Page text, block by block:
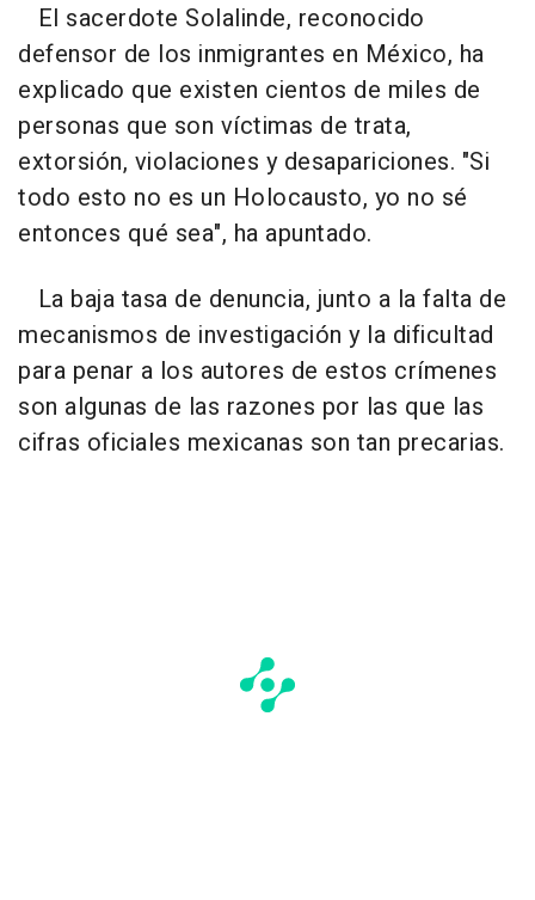
El sacerdote Solalinde, reconocido
defensor de los inmigrantes en México, ha
explicado que existen cientos de miles de
personas que son víctimas de trata,
extorsión, violaciones y desapariciones. "Si
todo esto no es un Holocausto, yo no sé
entonces qué sea", ha apuntado.
La baja tasa de denuncia, junto a la falta de
mecanismos de investigación y la dificultad
para penar a los autores de estos crímenes
son algunas de las razones por las que las
cifras oficiales mexicanas son tan precarias.